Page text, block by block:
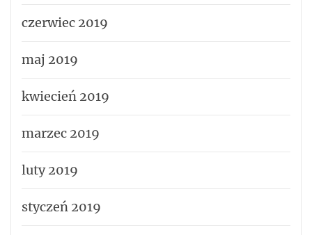
czerwiec 2019
maj 2019
kwiecień 2019
marzec 2019
luty 2019
styczeń 2019